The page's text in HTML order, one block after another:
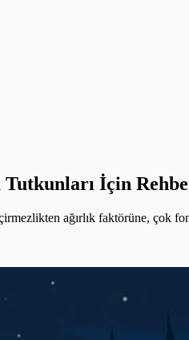
Tutkunları İçin
ağırlık faktörüne, çok